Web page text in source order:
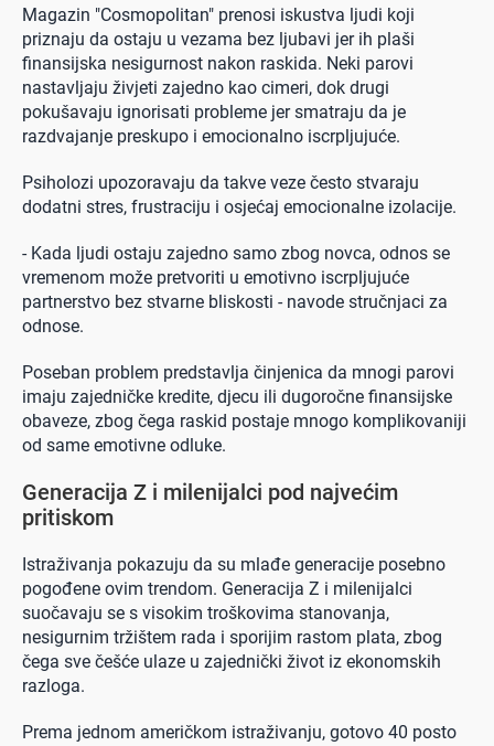
Magazin "Cosmopolitan" prenosi iskustva ljudi koji
priznaju da ostaju u vezama bez ljubavi jer ih plaši
finansijska nesigurnost nakon raskida. Neki parovi
nastavljaju živjeti zajedno kao cimeri, dok drugi
pokušavaju ignorisati probleme jer smatraju da je
razdvajanje preskupo i emocionalno iscrpljujuće.
Psiholozi upozoravaju da takve veze često stvaraju
dodatni stres, frustraciju i osjećaj emocionalne izolacije.
- Kada ljudi ostaju zajedno samo zbog novca, odnos se
vremenom može pretvoriti u emotivno iscrpljujuće
partnerstvo bez stvarne bliskosti - navode stručnjaci za
odnose.
Poseban problem predstavlja činjenica da mnogi parovi
imaju zajedničke kredite, djecu ili dugoročne finansijske
obaveze, zbog čega raskid postaje mnogo komplikovaniji
od same emotivne odluke.
Generacija Z i milenijalci pod najvećim
pritiskom
Istraživanja pokazuju da su mlađe generacije posebno
pogođene ovim trendom. Generacija Z i milenijalci
suočavaju se s visokim troškovima stanovanja,
nesigurnim tržištem rada i sporijim rastom plata, zbog
čega sve češće ulaze u zajednički život iz ekonomskih
razloga.
Prema jednom američkom istraživanju, gotovo 40 posto